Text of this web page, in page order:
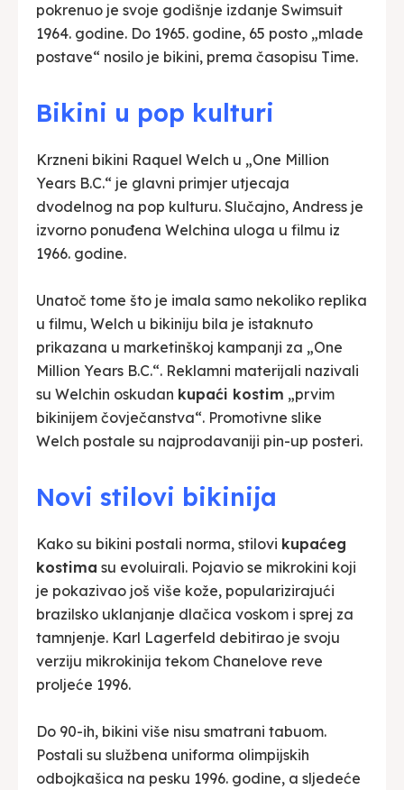
pokrenuo je svoje godišnje izdanje Swimsuit
1964. godine. Do 1965. godine, 65 posto „mlade
postave“ nosilo je bikini, prema časopisu Time.
Bikini u pop kulturi
Krzneni bikini Raquel Welch u „One Million
Years B.C.“ je glavni primjer utjecaja
dvodelnog na pop kulturu. Slučajno, Andress je
izvorno ponuđena Welchina uloga u filmu iz
1966. godine.
Unatoč tome što je imala samo nekoliko replika
u filmu, Welch u bikiniju bila je istaknuto
prikazana u marketinškoj kampanji za „One
Million Years B.C.“. Reklamni materijali nazivali
su Welchin oskudan kupaći kostim „prvim
bikinijem čovječanstva“. Promotivne slike
Welch postale su najprodavaniji pin-up posteri.
Novi stilovi bikinija
Kako su bikini postali norma, stilovi kupaćeg
kostima su evoluirali. Pojavio se mikrokini koji
je pokazivao još više kože, popularizirajući
brazilsko uklanjanje dlačica voskom i sprej za
tamnjenje. Karl Lagerfeld debitirao je svoju
verziju mikrokinija tekom Chanelove reve
proljeće 1996.
Do 90-ih, bikini više nisu smatrani tabuom.
Postali su službena uniforma olimpijskih
odbojkašica na pesku 1996. godine, a sljedeće